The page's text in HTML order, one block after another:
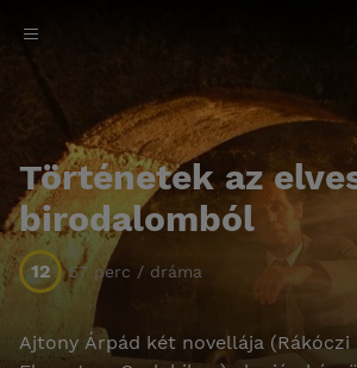
Történetek az
birodalomból
12 57 perc / dráma
Ajtony Árpád két novellája (Rákóczi